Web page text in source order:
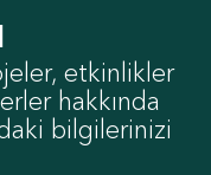
etkinlikler
hakkında
bilgilerinizi